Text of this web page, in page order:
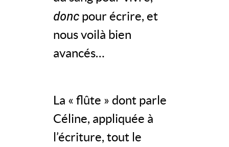
donc pour écrire, et
nous voilà bien
avancés…
La « flûte » dont parle
Céline, appliquée à
l’écriture, tout le